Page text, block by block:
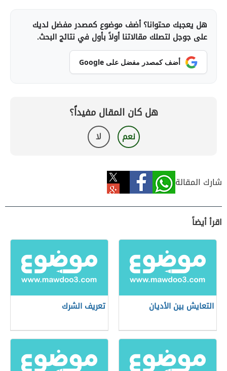
هل يعجبك محتوانا؟ أضف موضوع كمصدر مفضل لديك
على جوجل لتصلك مقالاتنا أولاً بأول في نتائج البحث.
أضف كمصدر مفضل على Google
هل كان المقال مفيداً؟
نعم لا
شارك المقالة
اقرأ أيضاً
التعايش بين الأديان تعريف الشرك